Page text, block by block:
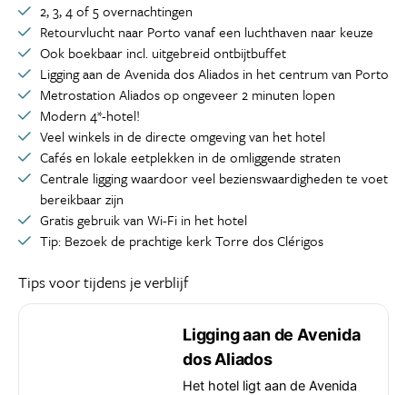
2, 3, 4 of 5 overnachtingen
Retourvlucht naar Porto vanaf een luchthaven naar keuze
Ook boekbaar incl. uitgebreid ontbijtbuffet
Ligging aan de Avenida dos Aliados in het centrum van Porto
Metrostation Aliados op ongeveer 2 minuten lopen
Modern 4*-hotel!
Veel winkels in de directe omgeving van het hotel
Cafés en lokale eetplekken in de omliggende straten
Centrale ligging waardoor veel bezienswaardigheden te voet
bereikbaar zijn
Gratis gebruik van Wi-Fi in het hotel
Tip: Bezoek de prachtige kerk Torre dos Clérigos
Tips voor tijdens je verblijf
Ligging aan de Avenida
dos Aliados
Het hotel ligt aan de Avenida